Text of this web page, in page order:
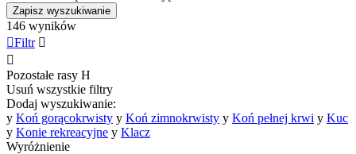
Zapisz wyszukiwanie
146 wyników
Filtr 

Pozostałe rasy H
Usuń wszystkie filtry
Dodaj wyszukiwanie:
y Koń gorącokrwisty y Koń zimnokrwisty y Koń pełnej krwi y Kuc
y Konie rekreacyjne y Klacz
Wyróżnienie